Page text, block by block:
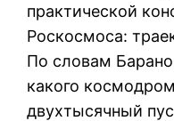
практической
Роскосмоса:
По словам
какого
двухтысячный